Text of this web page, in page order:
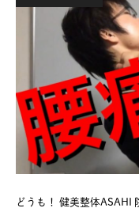
どうも！ 健美整体